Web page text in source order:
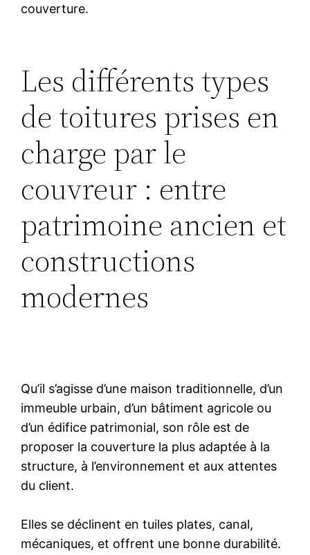
couverture.
Les différents types
de toitures prises en
charge par le
couvreur : entre
patrimoine ancien et
constructions
modernes
Qu’il s’agisse d’une maison traditionnelle, d’un
immeuble urbain, d’un bâtiment agricole ou
d’un édifice patrimonial, son rôle est de
proposer la couverture la plus adaptée à la
structure, à l’environnement et aux attentes
du client.
Elles se déclinent en tuiles plates, canal,
mécaniques, et offrent une bonne durabilité.